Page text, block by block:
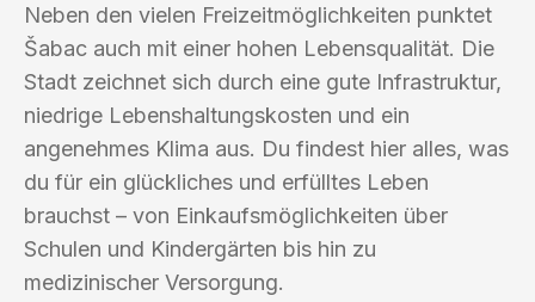
Neben den vielen Freizeitmöglichkeiten punktet
Šabac auch mit einer hohen Lebensqualität. Die
Stadt zeichnet sich durch eine gute Infrastruktur,
niedrige Lebenshaltungskosten und ein
angenehmes Klima aus. Du findest hier alles, was
du für ein glückliches und erfülltes Leben
brauchst – von Einkaufsmöglichkeiten über
Schulen und Kindergärten bis hin zu
medizinischer Versorgung.